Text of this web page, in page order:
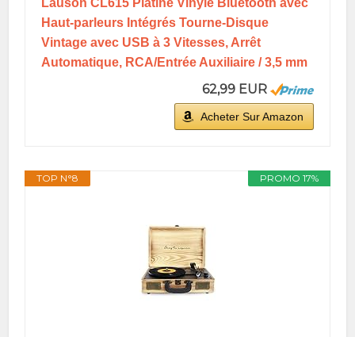
Haut-parleurs Intégrés Tourne-Disque
Vintage avec USB à 3 Vitesses, Arrêt
Automatique, RCA/Entrée Auxiliaire / 3,5 mm
62,99 EUR
Acheter Sur Amazon
PROMO 17%
TOP N°8